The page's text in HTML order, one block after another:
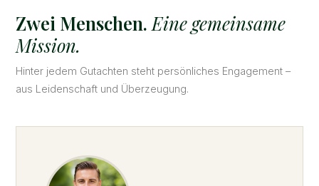
Zwei Menschen. Eine gemeinsame
Mission.
Hinter jedem Gutachten steht persönliches Engagement –
aus Leidenschaft und Überzeugung.